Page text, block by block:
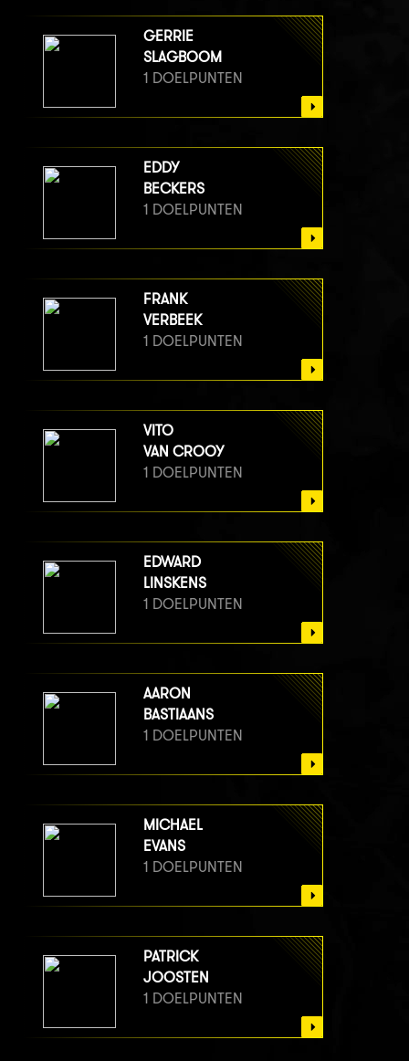
GERRIE
SLAGBOOM
1 DOELPUNTEN
EDDY
BECKERS
1 DOELPUNTEN
FRANK
VERBEEK
1 DOELPUNTEN
VITO
VAN CROOY
1 DOELPUNTEN
EDWARD
LINSKENS
1 DOELPUNTEN
AARON
BASTIAANS
1 DOELPUNTEN
MICHAEL
EVANS
1 DOELPUNTEN
PATRICK
JOOSTEN
1 DOELPUNTEN